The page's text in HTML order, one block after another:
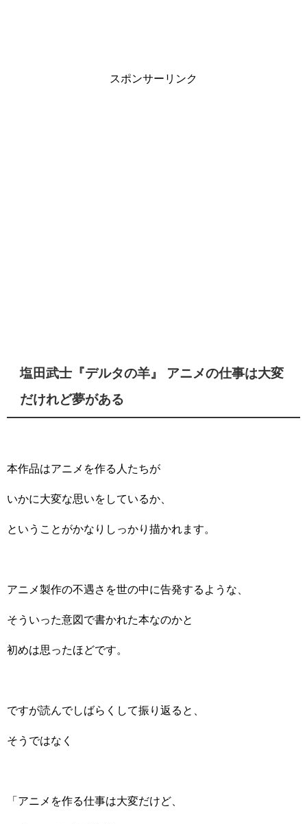
スポンサーリンク
塩田武士『デルタの羊』 アニメの仕事は大変
だけれど夢がある
本作品はアニメを作る人たちが
いかに大変な思いをしているか、
ということがかなりしっかり描かれます。
アニメ製作の不遇さを世の中に告発するような、
そういった意図で書かれた本なのかと
初めは思ったほどです。
ですが読んでしばらくして振り返ると、
そうではなく
「アニメを作る仕事は大変だけど、